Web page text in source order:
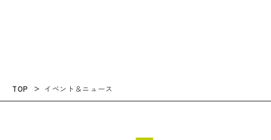
TOP イベント＆ニュース